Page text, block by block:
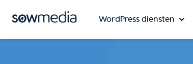
WordPress diensten